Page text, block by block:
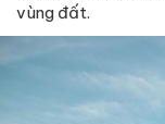
vùng đất.